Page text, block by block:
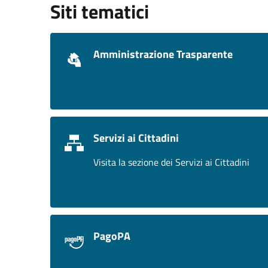
Siti tematici
Amministrazione Trasparente
Servizi ai Cittadini
Visita la sezione dei Servizi ai Cittadini
PagoPA